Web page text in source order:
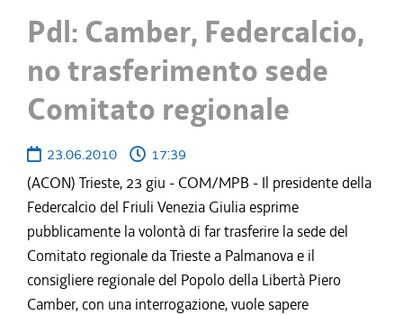
Pdl: Camber, Federcalcio,
no trasferimento sede
Comitato regionale
23.06.2010
17:39
(ACON) Trieste, 23 giu - COM/MPB - Il presidente della
Federcalcio del Friuli Venezia Giulia esprime
pubblicamente la volontà di far trasferire la sede del
Comitato regionale da Trieste a Palmanova e il
consigliere regionale del Popolo della Libertà Piero
Camber, con una interrogazione, vuole sapere